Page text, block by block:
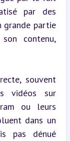
par des
grande partie
contenu,
souvent
vidéos sur
ou leurs
dans un
pas dénué